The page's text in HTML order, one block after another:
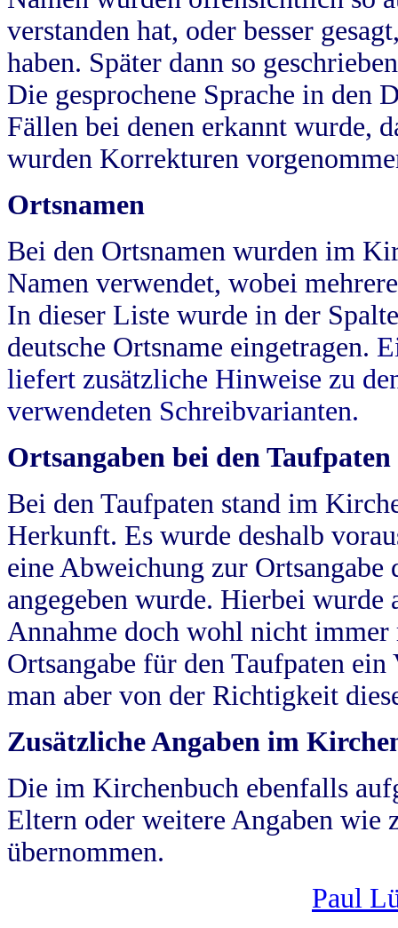
verstanden hat, oder besser
haben. Später dann so
Die gesprochene Sprache in
Fällen bei denen erkannt wurde,
wurden Korrekturen
Ortsnamen
Bei den Ortsnamen wurden im
Namen verwendet, wobei
In dieser Liste wurde in der
deutsche Ortsname eingetragen.
liefert zusätzliche Hinweise zu
verwendeten Schreibvarianten.
Ortsangaben bei den Taufpaten
Bei den Taufpaten stand im
Herkunft. Es wurde deshalb
eine Abweichung zur
angegeben wurde. Hierbei wurde
Annahme doch wohl nicht
Ortsangabe für den Taufpaten
man aber von der Richtigkeit
Zusätzliche Angaben im
Die im Kirchenbuch ebenfalls
Eltern oder weitere Angaben wie
übernommen.
Paul